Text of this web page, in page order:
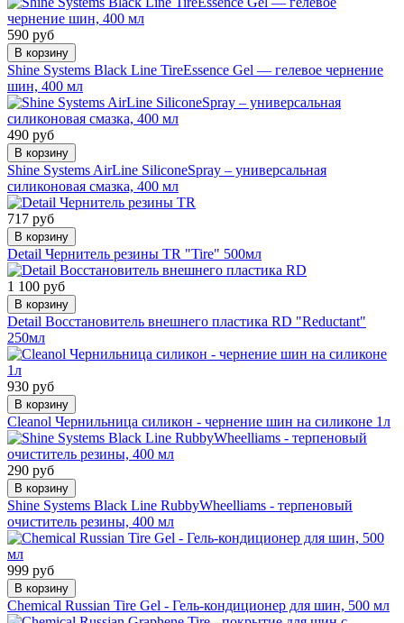
590 руб
В корзину
Shine Systems Black Line TireEssence Gel — гелевое чернение
шин, 400 мл
490 руб
В корзину
Shine Systems AirLine SiliconeSpray – универсальная
силиконовая смазка, 400 мл
717 руб
В корзину
Detail Чернитель резины TR "Tire" 500мл
1 100 руб
В корзину
Detail Восстановитель внешнего пластика RD "Reductant"
250мл
930 руб
В корзину
Cleanol Чернильница силикон - чернение шин на силиконе 1л
290 руб
В корзину
Shine Systems Black Line RubbyWheelliams - терпеновый
очиститель резины, 400 мл
999 руб
В корзину
Chemical Russian Tire Gel - Гель-кондиционер для шин, 500 мл